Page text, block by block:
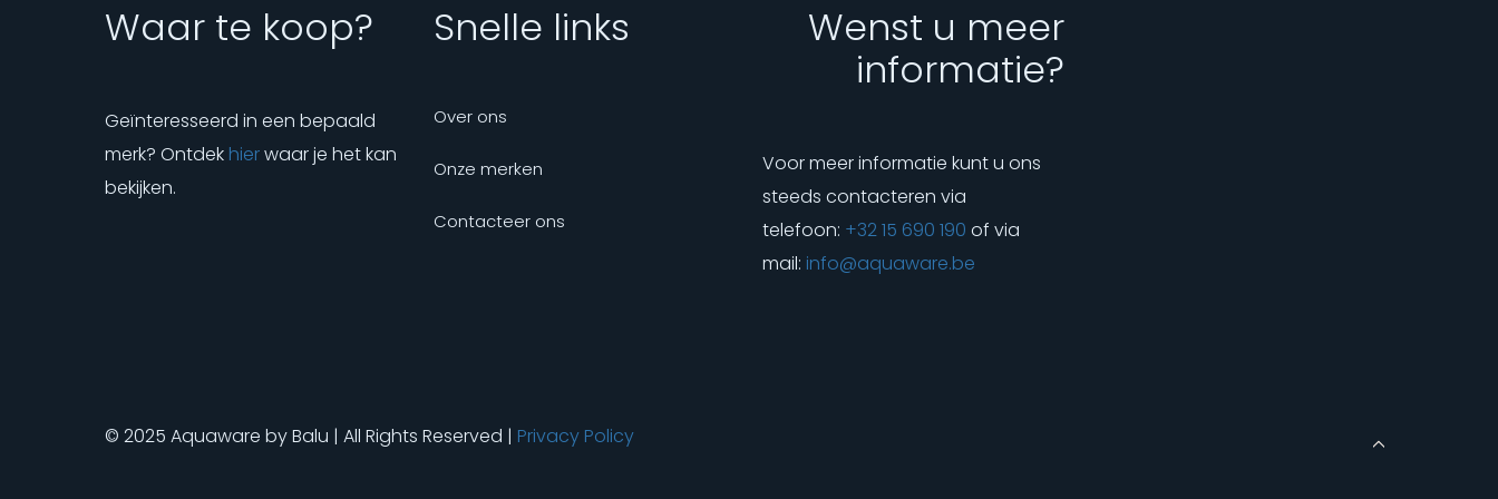
Waar te koop?
Geïnteresseerd in een bepaald
merk? Ontdek hierwaar je het kan
bekijken.
Snelle links
Over ons
Onze merken
Contacteer ons
Wenst u meer
informatie?
Voor meer informatie kunt u ons
steeds contacteren via
telefoon: +32 15 690 190 of via
mail: info@aquaware.be
© 2025 Aquaware by Balu | All Rights Reserved | Privacy Policy